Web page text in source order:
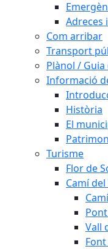
Adreces
Com arribar
Transport
Plànol /
Informació
Història
El
Turisme
Flor de
Camí
Vall